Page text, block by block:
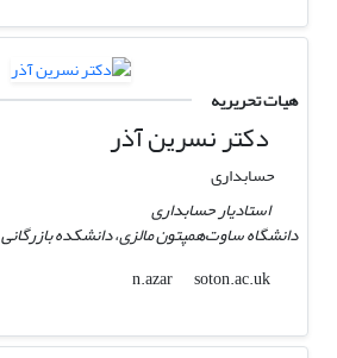
هیات تحریریه
دکتر نسرین آذر
حسابداری
استادیار حسابداری
دانشگاه ساوت‌همپتون مالزی، دانشکده بازرگانی
n.azar
soton.ac.uk